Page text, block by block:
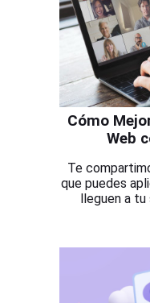
Cómo
Web
Te
que puedes
lleguen a